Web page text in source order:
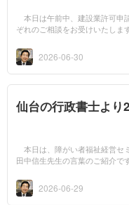
本日は午前中、建設業許可申
ぞれのご相談をお受けいたしま
中信生先生の言...
2026-06-30
仙台の行政書士より
本日は、障がい者福祉経営
田中信生先生の言葉のご紹介で
よって罪の赦...
2026-06-29